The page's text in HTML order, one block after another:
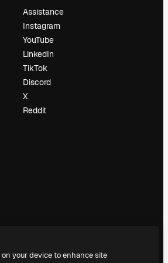
Assistance
Instagram
YouTube
LinkedIn
TikTok
Discord
X
Reddit
your device to enhance site